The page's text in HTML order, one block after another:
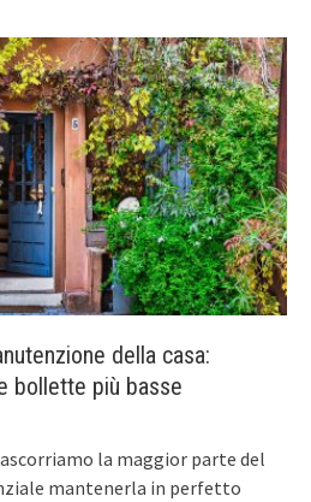
della casa:
bollette più basse
la maggior parte del
mantenerla in perfetto